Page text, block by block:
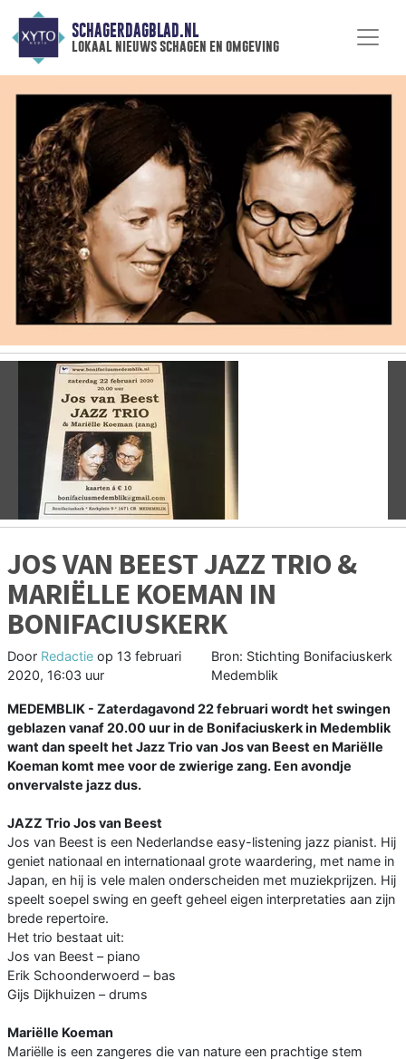
SCHAGERDAGBLAD.NL
lokaal nieuws schagen en omgeving
Vorige
JOS VAN BEEST JAZZ TRIO &
MARIËLLE KOEMAN IN
BONIFACIUSKERK
Door Redactie op 13 februari
2020, 16:03 uur
Bron: Stichting Bonifaciuskerk
Medemblik
MEDEMBLIK - Zaterdagavond 22 februari wordt het swingen
geblazen vanaf 20.00 uur in de Bonifaciuskerk in Medemblik
want dan speelt het Jazz Trio van Jos van Beest en Mariëlle
Koeman komt mee voor de zwierige zang. Een avondje
onvervalste jazz dus.
JAZZ Trio Jos van Beest
Jos van Beest is een Nederlandse easy-listening jazz pianist. Hij
geniet nationaal en internationaal grote waardering, met name in
Japan, en hij is vele malen onderscheiden met muziekprijzen. Hij
speelt soepel swing en geeft geheel eigen interpretaties aan zijn
brede repertoire.
Het trio bestaat uit:
Jos van Beest – piano
Erik Schoonderwoerd – bas
Gijs Dijkhuizen – drums
Mariëlle Koeman
Mariëlle is een zangeres die van nature een prachtige stem